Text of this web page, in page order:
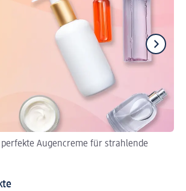
perfekte Augencreme für strahlende